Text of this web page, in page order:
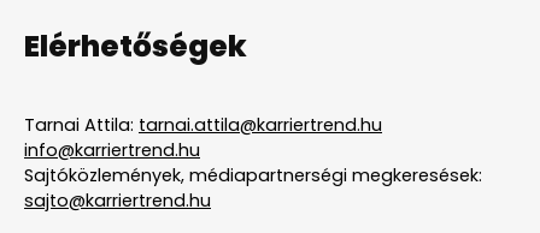
Elérhetőségek
Tarnai Attila: tarnai.attila@karriertrend.hu
info@karriertrend.hu
Sajtóközlemények, médiapartnerségi megkeresések:
sajto@karriertrend.hu